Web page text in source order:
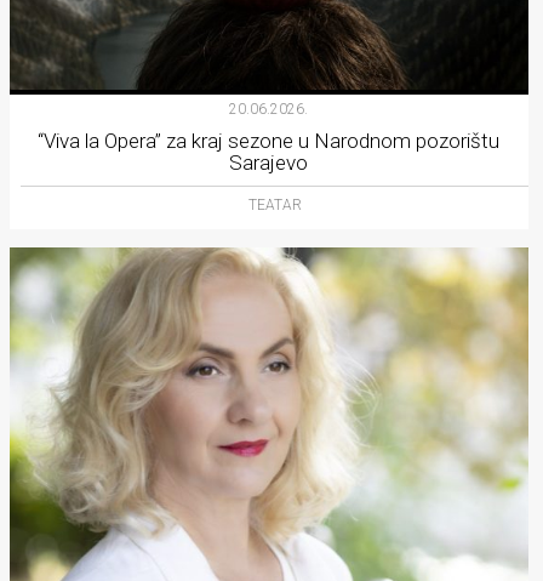
20.06.2026.
“Viva la Opera” za kraj sezone u Narodnom pozorištu
Sarajevo
TEATAR